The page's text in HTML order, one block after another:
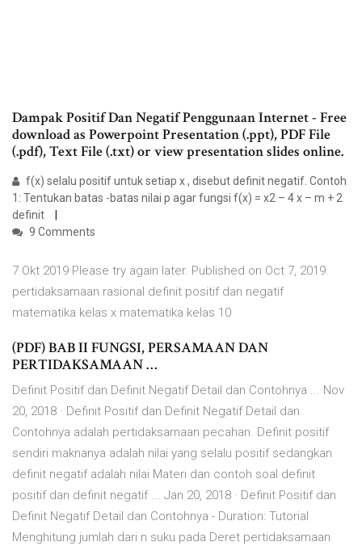
Dampak Positif Dan Negatif Penggunaan Internet - Free
download as Powerpoint Presentation (.ppt), PDF File
(.pdf), Text File (.txt) or view presentation slides online.
f(x) selalu positif untuk setiap x , disebut definit negatif. Contoh
1: Tentukan batas -batas nilai p agar fungsi f(x) = x2 – 4 x – m + 2
definit
9 Comments
7 Okt 2019 Please try again later. Published on Oct 7, 2019.
pertidaksamaan rasional definit positif dan negatif
matematika kelas x matematika kelas 10
(PDF) BAB II FUNGSI, PERSAMAAN DAN
PERTIDAKSAMAAN …
Definit Positif dan Definit Negatif Detail dan Contohnya ... Nov
20, 2018 · Definit Positif dan Definit Negatif Detail dan
Contohnya adalah pertidaksamaan pecahan. Definit positif
sendiri maknanya adalah nilai yang selalu positif sedangkan
definit negatif adalah nilai Materi dan contoh soal definit
positif dan definit negatif ... Jan 20, 2018 · Definit Positif dan
Definit Negatif Detail dan Contohnya - Duration: Tutorial
Menghitung jumlah dari n suku pada Deret pertidaksamaan